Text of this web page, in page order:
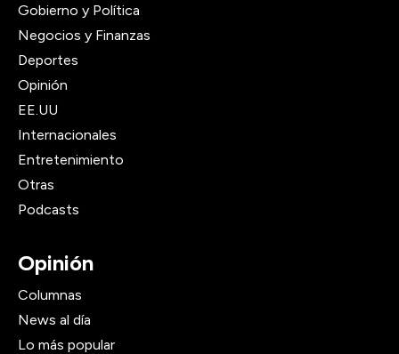
Gobierno y Política
Negocios y Finanzas
Deportes
Opinión
EE.UU
Internacionales
Entretenimiento
Otras
Podcasts
Opinión
Columnas
News al día
Lo más popular